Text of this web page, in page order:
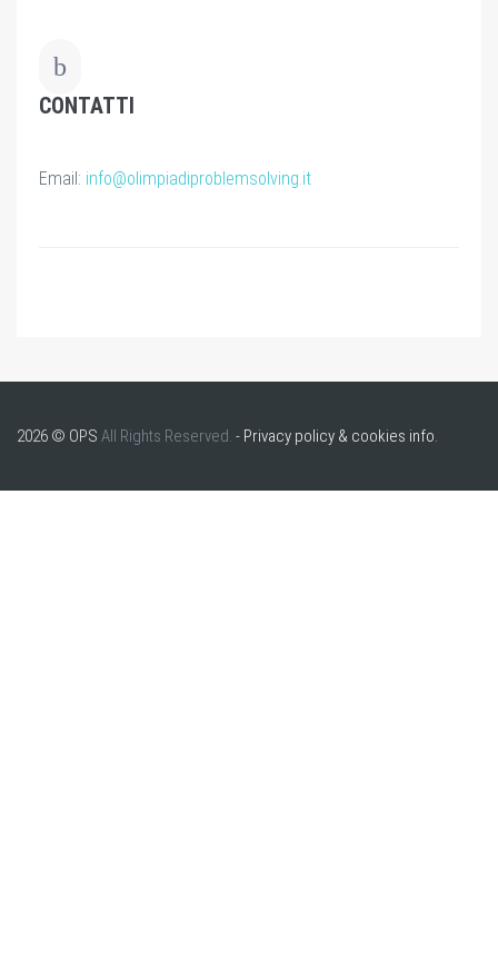
CONTATTI
Email: info@olimpiadiproblemsolving.it
2026 © OPS All Rights Reserved. - Privacy policy & cookies info.